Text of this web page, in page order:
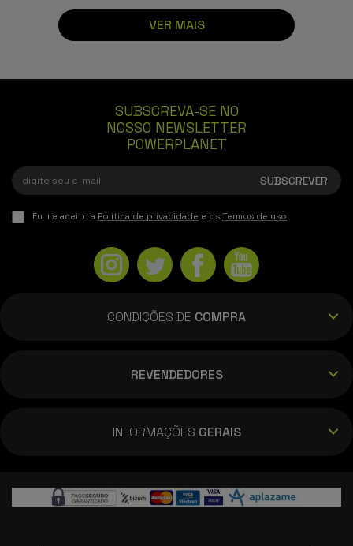
VER MAIS
SUBSCREVA-SE NO
NOSSO NEWSLETTER
POWERPLANET
Eu li e aceito a Política de privacidade e os Termos de uso
CONDIÇÕES DE COMPRA
REVENDEDORES
INFORMAÇÕES GERAIS